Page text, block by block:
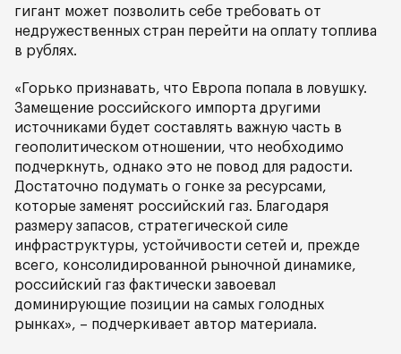
гигант может позволить себе требовать от
недружественных стран перейти на оплату топлива
в рублях.
«Горько признавать, что Европа попала в ловушку.
Замещение российского импорта другими
источниками будет составлять важную часть в
геополитическом отношении, что необходимо
подчеркнуть, однако это не повод для радости.
Достаточно подумать о гонке за ресурсами,
которые заменят российский газ. Благодаря
размеру запасов, стратегической силе
инфраструктуры, устойчивости сетей и, прежде
всего, консолидированной рыночной динамике,
российский газ фактически завоевал
доминирующие позиции на самых голодных
рынках», – подчеркивает автор материала.